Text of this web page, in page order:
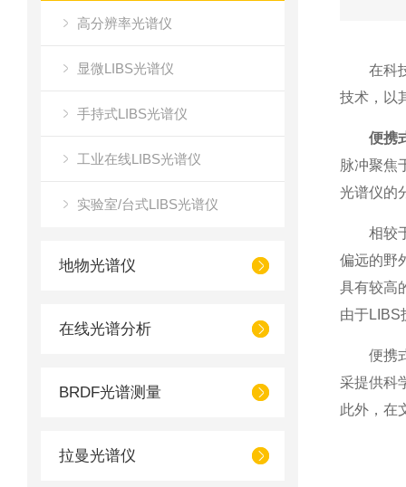
高分辨率光谱仪
显微LIBS光谱仪
手持式LIBS光谱仪
工业在线LIBS光谱仪
实验室/台式LIBS光谱仪
地物光谱仪
在线光谱分析
BRDF光谱测量
拉曼光谱仪
在科技
技术，以
便携
脉冲聚焦
光谱仪的
相较于
偏远的野
具有较高
由于LIBS
便携式
采提供科
此外，在